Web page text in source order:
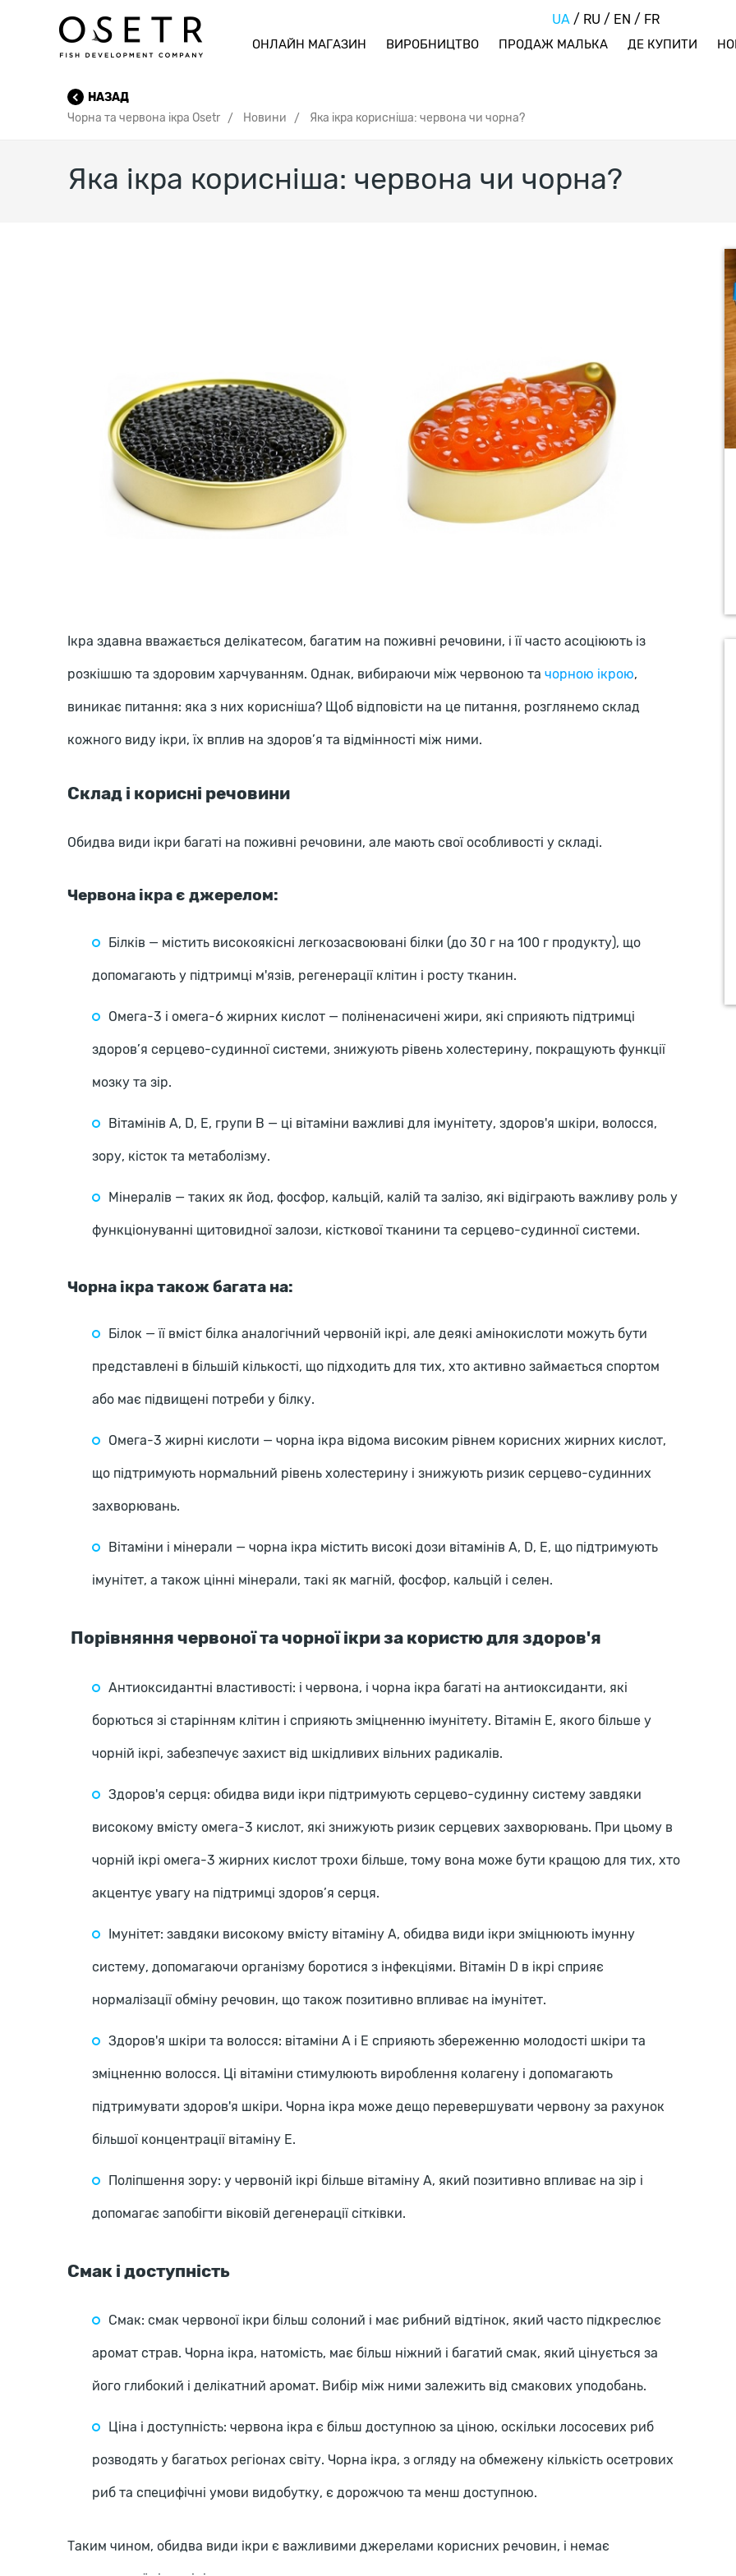
ОНЛАЙН МАГАЗИН ВИРОБНИЦТВО ПРОДАЖ МАЛЬКА ДЕ КУПИТИ
UA / RU / EN / FR
НАЗАД
Чорна та червона ікра Osetr
Новини Яка ікра корисніша: червона чи чорна?
Яка ікра корисніша: червона чи чорна?
Ікра здавна вважається делікатесом, багатим на поживні речовини, і її часто асоціюють із
розкішшю та здоровим харчуванням. Однак, вибираючи між червоною та чорною ікрою,
виникає питання: яка з них корисніша? Щоб відповісти на це питання, розглянемо склад
кожного виду ікри, їх вплив на здоров’я та відмінності між ними.
Склад і корисні речовини
Обидва види ікри багаті на поживні речовини, але мають свої особливості у складі.
Червона ікра є джерелом:
Білків — містить високоякісні легкозасвоювані білки (до 30 г на 100 г продукту), що
допомагають у підтримці м'язів, регенерації клітин і росту тканин.
Омега-3 і омега-6 жирних кислот — поліненасичені жири, які сприяють підтримці
здоров’я серцево-судинної системи, знижують рівень холестерину, покращують функції
мозку та зір.
Вітамінів A, D, E, групи B — ці вітаміни важливі для імунітету, здоров'я шкіри, волосся,
зору, кісток та метаболізму.
Мінералів — таких як йод, фосфор, кальцій, калій та залізо, які відіграють важливу роль у
функціонуванні щитовидної залози, кісткової тканини та серцево-судинної системи.
Чорна ікра також багата на:
Білок — її вміст білка аналогічний червоній ікрі, але деякі амінокислоти можуть бути
представлені в більшій кількості, що підходить для тих, хто активно займається спортом
або має підвищені потреби у білку.
Омега-3 жирні кислоти — чорна ікра відома високим рівнем корисних жирних кислот,
що підтримують нормальний рівень холестерину і знижують ризик серцево-судинних
захворювань.
Вітаміни і мінерали — чорна ікра містить високі дози вітамінів A, D, E, що підтримують
імунітет, а також цінні мінерали, такі як магній, фосфор, кальцій і селен.
Порівняння червоної та чорної ікри за користю для здоров'я
Антиоксидантні властивості: і червона, і чорна ікра багаті на антиоксиданти, які
борються зі старінням клітин і сприяють зміцненню імунітету. Вітамін E, якого більше у
чорній ікрі, забезпечує захист від шкідливих вільних радикалів.
Здоров'я серця: обидва види ікри підтримують серцево-судинну систему завдяки
високому вмісту омега-3 кислот, які знижують ризик серцевих захворювань. При цьому в
чорній ікрі омега-3 жирних кислот трохи більше, тому вона може бути кращою для тих, хто
акцентує увагу на підтримці здоров’я серця.
Імунітет: завдяки високому вмісту вітаміну A, обидва види ікри зміцнюють імунну
систему, допомагаючи організму боротися з інфекціями. Вітамін D в ікрі сприяє
нормалізації обміну речовин, що також позитивно впливає на імунітет.
Здоров'я шкіри та волосся: вітаміни A і E сприяють збереженню молодості шкіри та
зміцненню волосся. Ці вітаміни стимулюють вироблення колагену і допомагають
підтримувати здоров'я шкіри. Чорна ікра може дещо перевершувати червону за рахунок
більшої концентрації вітаміну E.
Поліпшення зору: у червоній ікрі більше вітаміну A, який позитивно впливає на зір і
допомагає запобігти віковій дегенерації сітківки.
Смак і доступність
Смак: смак червоної ікри більш солоний і має рибний відтінок, який часто підкреслює
аромат страв. Чорна ікра, натомість, має більш ніжний і багатий смак, який цінується за
його глибокий і делікатний аромат. Вибір між ними залежить від смакових уподобань.
Ціна і доступність: червона ікра є більш доступною за ціною, оскільки лососевих риб
розводять у багатьох регіонах світу. Чорна ікра, з огляду на обмежену кількість осетрових
риб та специфічні умови видобутку, є дорожчою та менш доступною.
Таким чином, обидва види ікри є важливими джерелами корисних речовин, і немає